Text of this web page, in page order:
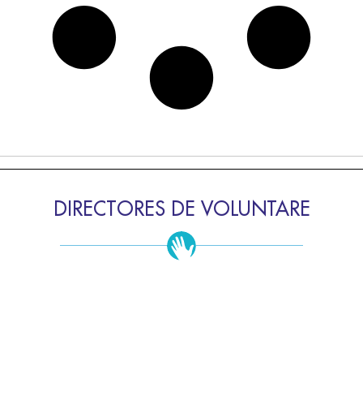
DIRECTORES DE VOLUNTARE